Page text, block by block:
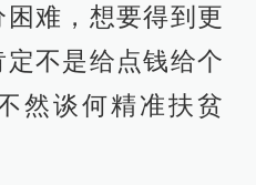
难，想要得到更
不是给点钱给个
然谈何精准扶贫